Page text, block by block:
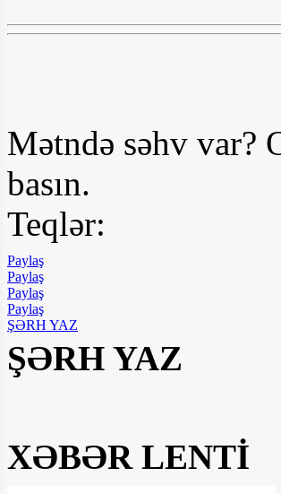
Mətndə səhv var?
basın.
Teqlər:
Paylaş
Paylaş
Paylaş
Paylaş
ŞƏRH YAZ
ŞƏRH YAZ
XƏBƏR LENTİ